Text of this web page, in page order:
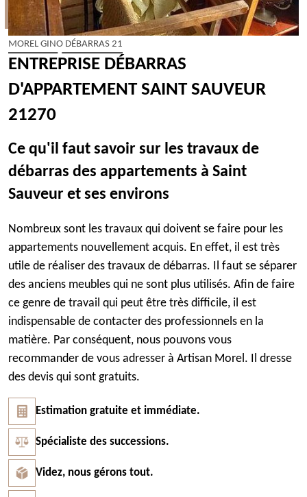
MOREL GINO DÉBARRAS 21
ENTREPRISE DÉBARRAS
D'APPARTEMENT SAINT SAUVEUR
21270
Ce qu'il faut savoir sur les travaux de
débarras des appartements à Saint
Sauveur et ses environs
Nombreux sont les travaux qui doivent se faire pour les
appartements nouvellement acquis. En effet, il est très
utile de réaliser des travaux de débarras. Il faut se séparer
des anciens meubles qui ne sont plus utilisés. Afin de faire
ce genre de travail qui peut être très difficile, il est
indispensable de contacter des professionnels en la
matière. Par conséquent, nous pouvons vous
recommander de vous adresser à Artisan Morel. Il dresse
des devis qui sont gratuits.
Estimation gratuite et immédiate.
Spécialiste des successions.
Videz, nous gérons tout.